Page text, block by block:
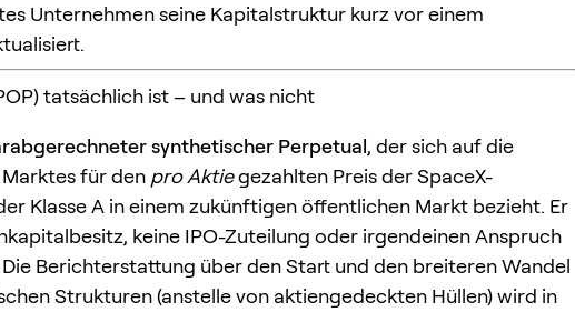
Unternehmen seine Kapitalstruktur kurz vor einem
tatsächlich ist – und was nicht
synthetischer Perpetual, der sich auf die
für den pro Aktiegezahlten Preis der SpaceX-
Klasse A in einem zukünftigen öffentlichen Markt bezieht. Er
keine IPO-Zuteilung oder irgendeinen Anspruch
Berichterstattung über den Start und den breiteren Wandel
Strukturen (anstelle von aktiengedeckten Hüllen) wird in